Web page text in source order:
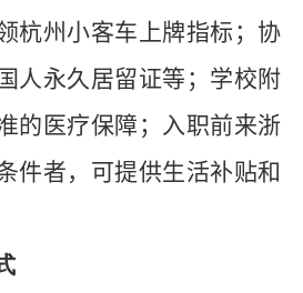
杭州小客车上牌指标；协
人永久居留证等；学校附
的医疗保障；入职前来浙
件者，可提供生活补贴和